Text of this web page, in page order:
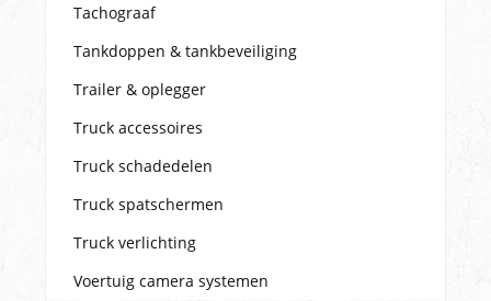
Tachograaf
Tankdoppen & tankbeveiliging
Trailer & oplegger
Truck accessoires
Truck schadedelen
Truck spatschermen
Truck verlichting
Voertuig camera systemen